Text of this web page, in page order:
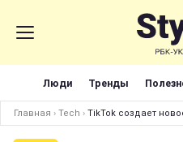
Люди Тренды
Главная › Tech › TikTok создает